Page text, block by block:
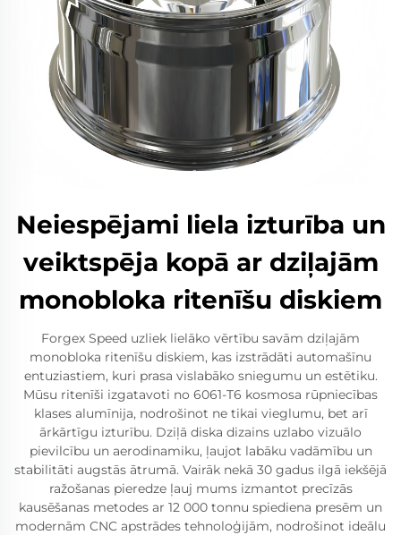
Neiespējami liela izturība un
veiktspēja kopā ar dziļajām
monobloka ritenīšu diskiem
Forgex Speed uzliek lielāko vērtību savām dziļajām
monobloka ritenīšu diskiem, kas izstrādāti automašīnu
entuziastiem, kuri prasa vislabāko sniegumu un estētiku.
Mūsu ritenīši izgatavoti no 6061-T6 kosmosa rūpniecības
klases alumīnija, nodrošinot ne tikai vieglumu, bet arī
ārkārtīgu izturību. Dziļā diska dizains uzlabo vizuālo
pievilcību un aerodinamiku, ļaujot labāku vadāmību un
stabilitāti augstās ātrumā. Vairāk nekā 30 gadus ilgā iekšējā
ražošanas pieredze ļauj mums izmantot precīzās
kausēšanas metodes ar 12 000 tonnu spiediena presēm un
modernām CNC apstrādes tehnoloģijām, nodrošinot ideālu